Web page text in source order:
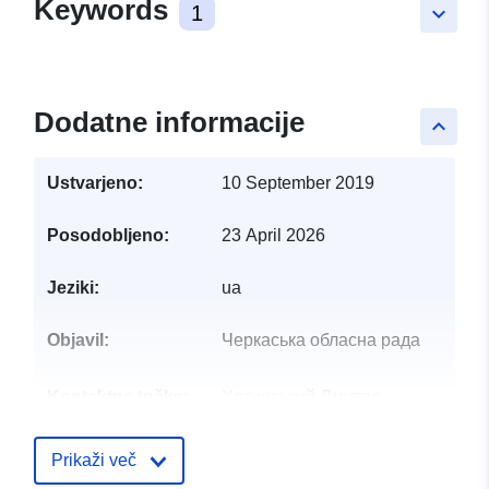
keyboard_arrow_down
Keywords 1
keyboard_arrow_up
Dodatne informacije
Ustvarjeno: 10 September 2019
Posodobljeno: 23 April 2026
Jeziki: ua
Objavil: Черкаська обласна рада
Prikaži več